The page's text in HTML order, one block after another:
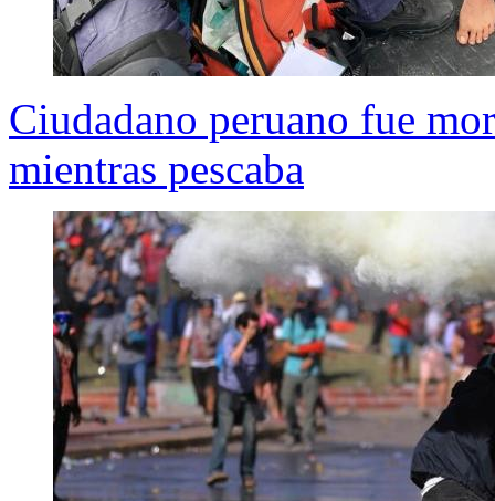
Ciudadano peruano fue
mientras pescaba